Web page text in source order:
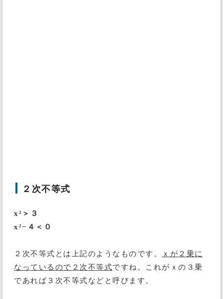
２次不等式
x²＞３
x²−４＜０
２次不等式とは上記のようなものです。
ｘが２乗に
なっているので２次不等式ですね。これがｘの３乗
であれば３次不等式などと呼びます。